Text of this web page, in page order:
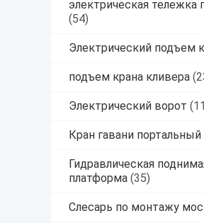
электрическая тележка
(54)
Электрический подъем
подъем крана кливера
Электрический ворот
Кран гавани портальный
Гидравлическая
платформа (35)
Слесарь по монтажу